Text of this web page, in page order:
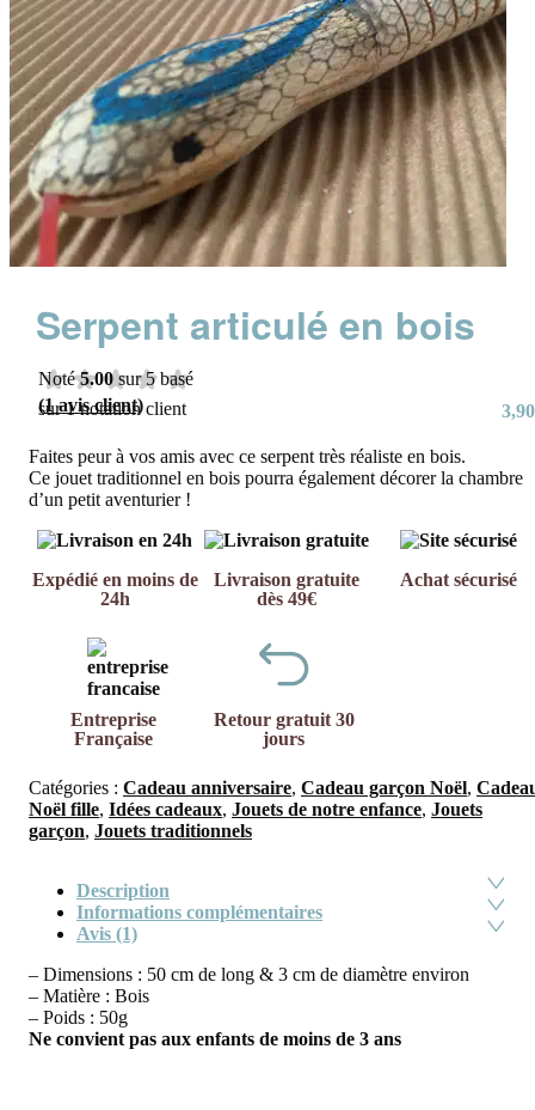
Serpent articulé en bois
Noté5.00 sur 5 basé
sur1notation client
(1avis client) 3,90
Faites peur à vos amis avec ce serpent très réaliste en bois.
Ce jouet traditionnel en bois pourra également décorer la chambre
d’un petit aventurier !
Expédié en moins de
24h
Livraison gratuite
dès 49€
Achat sécurisé
Entreprise
Française
Retour gratuit 30
jours
Catégories : Cadeau anniversaire, Cadeau garçon Noël,
Noël fille, Idées cadeaux, Jouets de notre enfance, Jouets
garçon, Jouets traditionnels
Description
Informations complémentaires
Avis (1)
– Dimensions : 50 cm de long & 3 cm de diamètre environ
– Matière : Bois
– Poids : 50g
Ne convient pas aux enfants de moins de 3 ans